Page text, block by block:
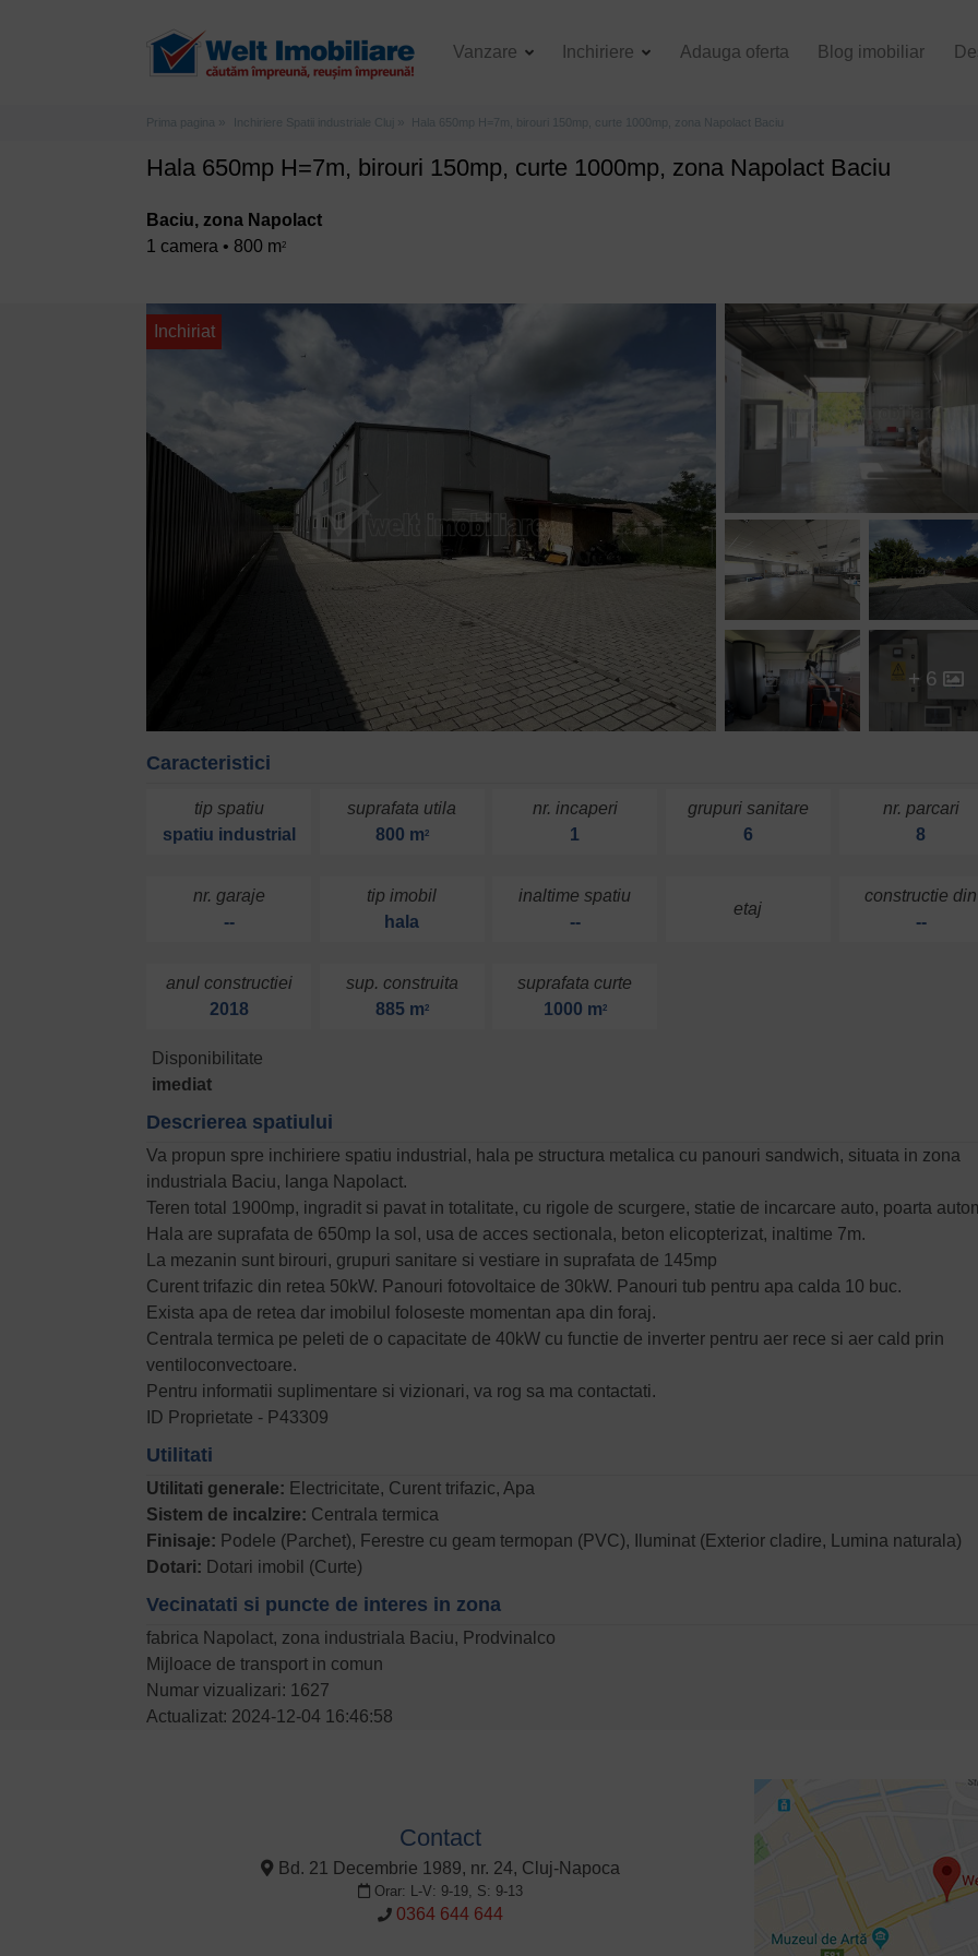
Vanzare Inchiriere Adauga oferta Blog imobiliar
Prima pagina Inchiriere Spatii industriale Cluj Hala 650mp H=7m, birouri 150mp, curte 1000mp, zona Napolact Baciu
Hala 650mp H=7m, birouri 150mp, curte 1000mp, zona Napolact Baciu
Baciu, zona Napolact
1 camera • 800 m2
+ 6
Inchiriat
Caracteristici
tip spatiu
spatiu industrial
suprafata utila
800 m2
nr. incaperi
1
grupuri sanitare
6
nr. parcari
8
nr. garaje
--
tip imobil
hala
inaltime spatiu
--
etaj
constructie din
--
anul constructiei
2018
sup. construita
885 m2
suprafata curte
1000 m2
Disponibilitate
imediat
Descrierea spatiului
Va propun spre inchiriere spatiu industrial, hala pe structura metalica cu panouri sandwich, situata in zona
industriala Baciu, langa Napolact.
Teren total 1900mp, ingradit si pavat in totalitate, cu rigole de scurgere, statie de incarcare auto, poarta
Hala are suprafata de 650mp la sol, usa de acces sectionala, beton elicopterizat, inaltime 7m.
La mezanin sunt birouri, grupuri sanitare si vestiare in suprafata de 145mp
Curent trifazic din retea 50kW. Panouri fotovoltaice de 30kW. Panouri tub pentru apa calda 10 buc.
Exista apa de retea dar imobilul foloseste momentan apa din foraj.
Centrala termica pe peleti de o capacitate de 40kW cu functie de inverter pentru aer rece si aer cald prin
ventiloconvectoare.
Pentru informatii suplimentare si vizionari, va rog sa ma contactati.
ID Proprietate - P43309
Utilitati
Utilitati generale: Electricitate, Curent trifazic, Apa
Sistem de incalzire: Centrala termica
Finisaje: Podele (Parchet), Ferestre cu geam termopan (PVC), Iluminat (Exterior cladire, Lumina naturala)
Dotari: Dotari imobil (Curte)
Vecinatati si puncte de interes in zona
fabrica Napolact, zona industriala Baciu, Prodvinalco
Mijloace de transport in comun
Numar vizualizari: 1627
Actualizat: 2024-12-04 16:46:58
Contact
Bd. 21 Decembrie 1989, nr. 24, Cluj-Napoca
Orar: L-V: 9-19, S: 9-13
0364 644 644